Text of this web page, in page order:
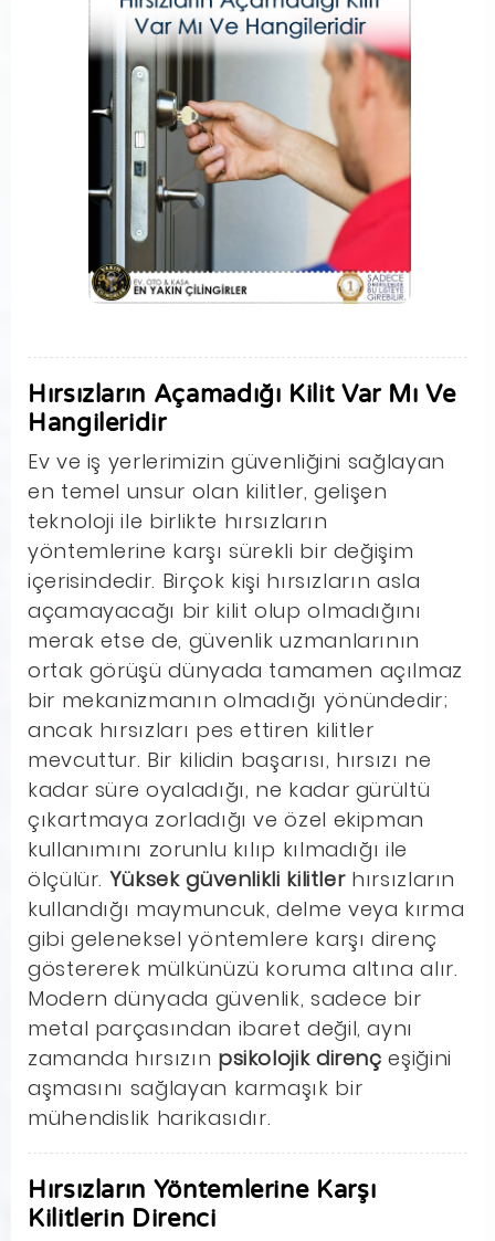
Hırsızların Açamadığı Kilit Var Mı Ve
Hangileridir
Ev ve iş yerlerimizin güvenliğini sağlayan
en temel unsur olan kilitler, gelişen
teknoloji ile birlikte hırsızların
yöntemlerine karşı sürekli bir değişim
içerisindedir. Birçok kişi hırsızların asla
açamayacağı bir kilit olup olmadığını
merak etse de, güvenlik uzmanlarının
ortak görüşü dünyada tamamen açılmaz
bir mekanizmanın olmadığı yönündedir;
ancak hırsızları pes ettiren kilitler
mevcuttur. Bir kilidin başarısı, hırsızı ne
kadar süre oyaladığı, ne kadar gürültü
çıkartmaya zorladığı ve özel ekipman
kullanımını zorunlu kılıp kılmadığı ile
ölçülür. Yüksek güvenlikli kilitlerhırsızların
kullandığı maymuncuk, delme veya kırma
gibi geleneksel yöntemlere karşı direnç
göstererek mülkünüzü koruma altına alır.
Modern dünyada güvenlik, sadece bir
metal parçasından ibaret değil, aynı
zamanda hırsızın psikolojik direnç eşiğini
aşmasını sağlayan karmaşık bir
mühendislik harikasıdır.
Hırsızların Yöntemlerine Karşı
Kilitlerin Direnci